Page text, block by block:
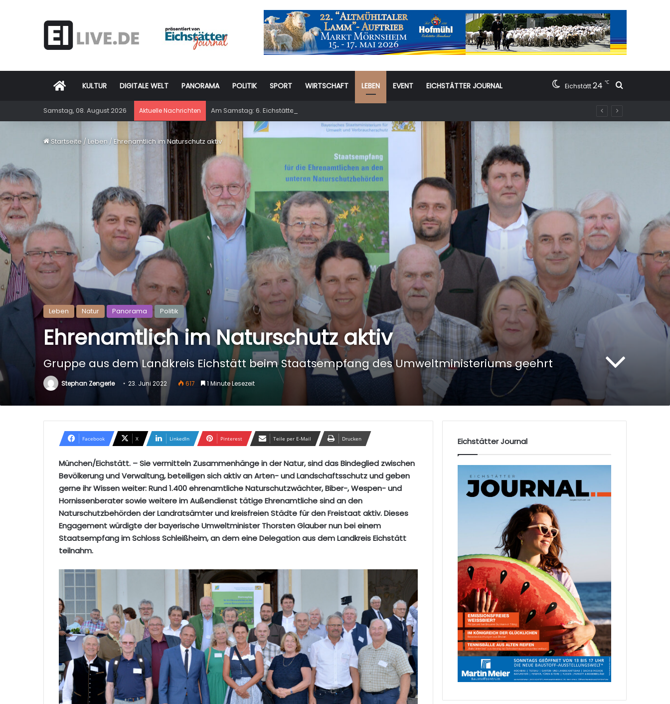
Startseite
KULTUR DIGITALE WELT PANORAMA POLITIK SPORT WIRTSCHAFT LEBEN EVENT EICHSTÄTTER JOURNAL Eichstätt24 ℃ Suchen
Samstag, 08. August 2026 Aktuelle Nachrichten Am Samstag: 6. Eichstätter Kinder- und Jugendtag – für ganze Familie
Startseite / Leben / Ehrenamtlich im Naturschutz aktiv
Leben Natur Panorama Politik
Ehrenamtlich im Naturschutz aktiv
Gruppe aus dem Landkreis Eichstätt beim Staatsempfang des Umweltministeriums geehrt
Stephan Zengerle 23. Juni 2022 617 1 Minute Lesezeit
Facebook X LinkedIn Pinterest Teile per E-Mail Drucken
München/Eichstätt. – Sie vermitteln Zusammenhänge in der Natur, sind das Bindeglied zwischen
Bevölkerung und Verwaltung, beteiligen sich aktiv an Arten- und Landschaftsschutz und geben
gerne ihr Wissen weiter: Rund 1.400 ehrenamtliche Naturschutzwächter, Biber-, Wespen- und
Hornissenberater sowie weitere im Außendienst tätige Ehrenamtliche sind an den
Naturschutzbehörden der Landratsämter und kreisfreien Städte für den Freistaat aktiv. Dieses
Engagement würdigte der bayerische Umweltminister Thorsten Glauber nun bei einem
Staatsempfang im Schloss Schleißheim, an dem eine Delegation aus dem Landkreis Eichstätt
teilnahm.
Eichstätter Journal